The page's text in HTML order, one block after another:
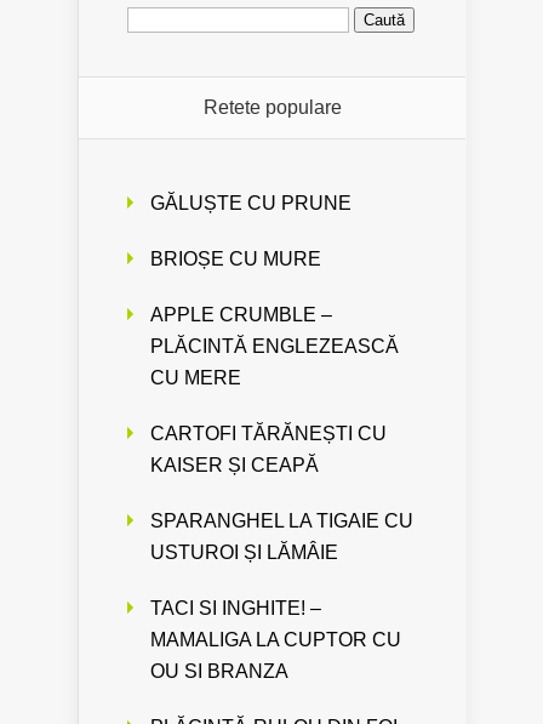
Caută
Retete populare
GĂLUȘTE CU PRUNE
BRIOȘE CU MURE
APPLE CRUMBLE –
PLĂCINTĂ ENGLEZEASCĂ
CU MERE
CARTOFI TĂRĂNEȘTI CU
KAISER ȘI CEAPĂ
SPARANGHEL LA TIGAIE CU
USTUROI ȘI LĂMÂIE
TACI SI INGHITE! –
MAMALIGA LA CUPTOR CU
OU SI BRANZA